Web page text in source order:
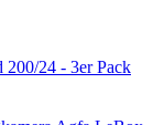
24 - 3er Pack